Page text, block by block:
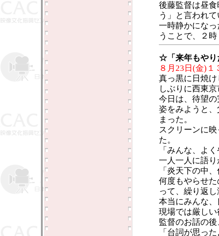
後藤監督は昼
う」と言われ
一時静かにな
うことで、２
☆「来年もやり
８月23日(金)１
真っ黒に日焼
しぶりに西東
今日は、待望
姿をみようと
まった。
スクリーンに
た。
「みんな、よ
一人一人に語
「炎天下の中
何度もやらせ
って、繰り返
本当にみんな
現場では厳し
監督のお話の
「台詞が思っ